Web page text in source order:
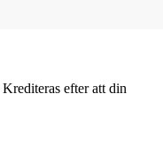
Krediteras efter att din